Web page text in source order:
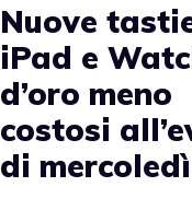
Nuove
iPad e
d’oro meno
costosi
di